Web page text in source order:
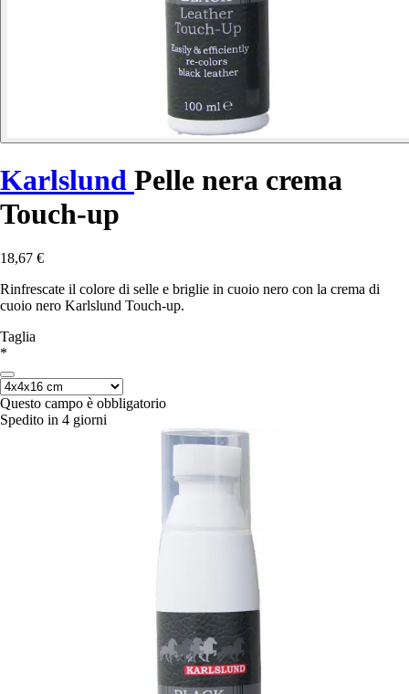
Karlslund Pelle nera crema
Touch-up
18,67 €
Rinfrescate il colore di selle e briglie in cuoio nero con la crema di
cuoio nero Karlslund Touch-up.
Taglia
*
Questo campo è obbligatorio
Spedito in 4 giorni